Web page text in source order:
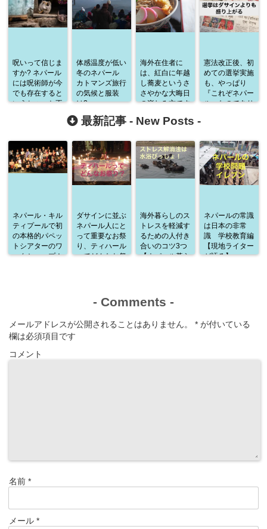
呪いって信じま
すか? ネパール
には呪術師が今
でも存在すると
いうちょっと不
体感温度が低い
冬のネパール
カトマンズ旅行
の気候と服装
は?
海外在住者に
は、紅白に年越
し蕎麦というさ
さやかな大晦日
の楽しみ方です
である
憲法改正後、初
めての選挙実施
も、やっぱり
『これぞネパー
ル』なのであり
最新記事 - New Posts -
ネパール・キル
ティプールで初
の本格的パペッ
トシアターのワ
ークショップ！
ダサインに並ぶ
ネパール人にと
って重要なお祭
り、ティハール
ってどんなお祭
海外暮らしのス
トレスを軽減す
るための人付き
合いのコツ3つ
【ネパール暮ら
ネパールの常識
は日本の非常
識 学校教育編
【現地ライター
が語る】
- Comments -
メールアドレスが公開されることはありません。 * が付いている
欄は必須項目です
コメント
名前 *
メール *